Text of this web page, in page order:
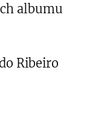
albumu
Ribeiro